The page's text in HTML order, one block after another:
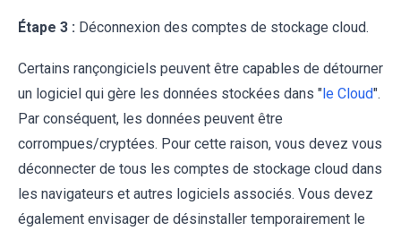
Étape 3 : Déconnexion des comptes de stockage cloud.
Certains rançongiciels peuvent être capables de détourner
un logiciel qui gère les données stockées dans " le Cloud".
Par conséquent, les données peuvent être
corrompues/cryptées. Pour cette raison, vous devez vous
déconnecter de tous les comptes de stockage cloud dans
les navigateurs et autres logiciels associés. Vous devez
également envisager de désinstaller temporairement le